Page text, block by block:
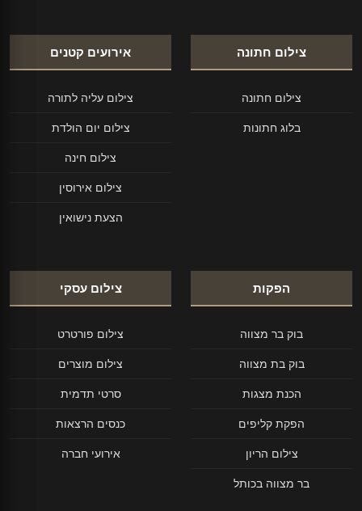
צילום חתונה
צילום חתונה
בלוג חתונות
אירועים קטנים
צילום עליה לתורה
צילום יום הולדת
צילום חינה
צילום אירוסין
הצעת נישואין
הפקות
בוק בר מצווה
בוק בת מצווה
הכנת מצגות
הפקת קליפים
צילום הריון
בר מצווה בכותל
צילום עסקי
צילום פורטרט
צילום מוצרים
סרטי תדמית
כנסים הרצאות
אירועי חברה